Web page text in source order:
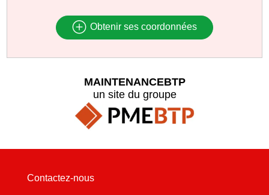
Obtenir ses coordonnées
MAINTENANCEBTP
un site du groupe
Contactez-nous